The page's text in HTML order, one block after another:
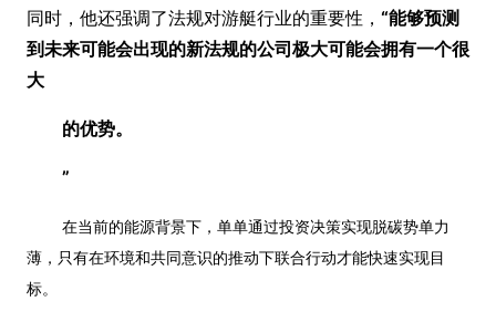
同时，他还强调了法规对游艇行业的重要性， “能够预测
到未来可能会出现的新法规的公司极大可能会拥有一个很
大
的优势。
”
在当前的能源背景下，单单通过投资决策实现脱碳势单力
薄，只有在环境和共同意识的推动下联合行动才能快速实现目
标。